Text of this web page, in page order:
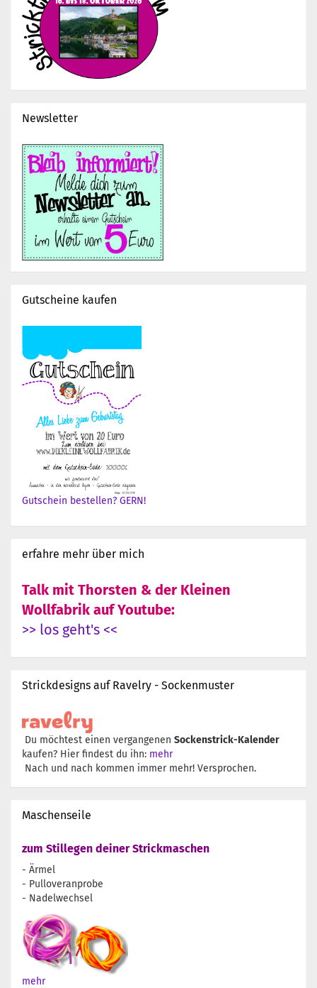
Newsletter
Gutscheine kaufen
Gutschein bestellen? GERN!
erfahre mehr über mich
Talk mit Thorsten & der Kleinen
Wollfabrik auf Youtube:
>> los geht's <<
Strickdesigns auf Ravelry - Sockenmuster
Du möchtest einen vergangenen Sockenstrick-Kalender
kaufen? Hier findest du ihn: mehr
Nach und nach kommen immer mehr! Versprochen.
Maschenseile
zum Stillegen deiner Strickmaschen
- Ärmel
- Pulloveranprobe
- Nadelwechsel
mehr